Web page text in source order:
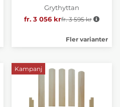
Grythyttan
fr. 3 056 krOrdinarie pris:
fr. 3 595 kr
Fler varianter
Kampanj